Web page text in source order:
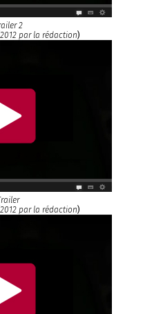
2
par la rédaction)
par la rédaction)